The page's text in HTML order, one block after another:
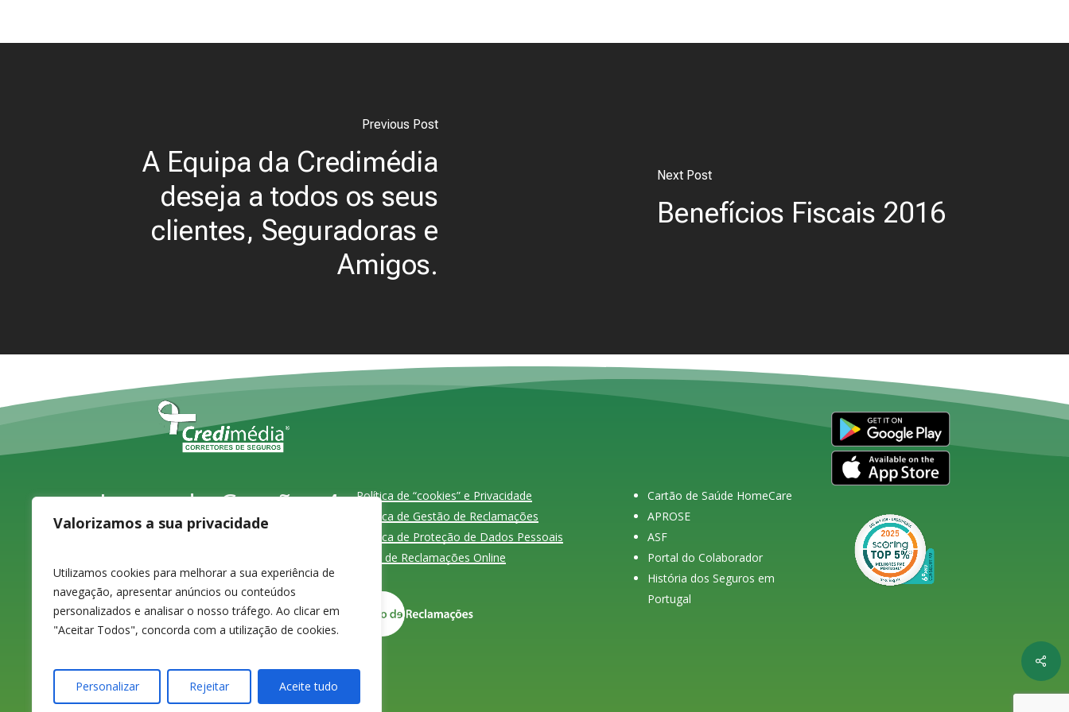
Valorizamos a sua privacidade
Utilizamos cookies para melhorar a sua experiência de
navegação, apresentar anúncios ou conteúdos
personalizados e analisar o nosso tráfego. Ao clicar em
"Aceitar Todos", concorda com a utilização de cookies.
Personalizar Rejeitar Aceite tudo
Previous Post
A Equipa da Credimédia
deseja a todos os seus
clientes, Seguradoras e
Amigos.
Next Post
Benefícios Fiscais 2016
Largo do Carvão, 4,
1ºD
3080-070 Figueira
da Foz
233 420 141 / 233
Política de “cookies” e Privacidade
Política de Gestão de Reclamações
Política de Proteção de Dados Pessoais
Livro de Reclamações Online
Cartão de Saúde HomeCare
APROSE
ASF
Portal do Colaborador
História dos Seguros em
Portugal
Share